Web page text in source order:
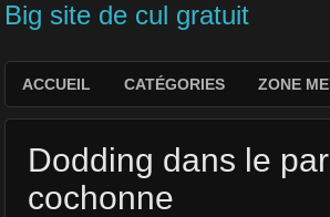
Big site de cul gratuit
ACCUEIL CATÉGORIES ZONE
Dodding dans le
cochonne